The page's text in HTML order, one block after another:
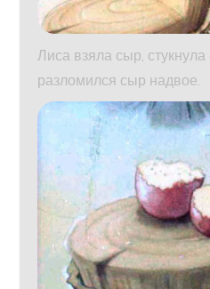
Лиса взяла сыр, стукнула
разломился сыр надвое.